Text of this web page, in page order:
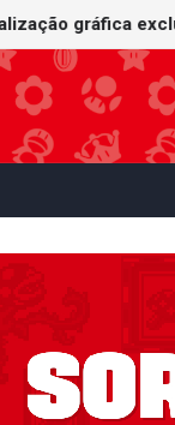
Super Circuit